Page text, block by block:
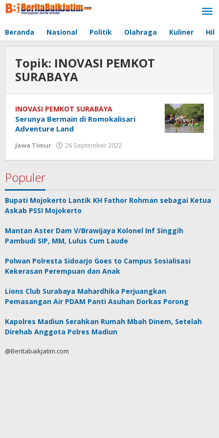
Lewati
ke
Beranda Nasional Politik Olahraga Kuliner
Topik: INOVASI PEMKOT
SURABAYA
INOVASI PEMKOT SURABAYA
Serunya Bermain di Romokalisari
Adventure Land
Jawa Timur 26 September 2022
Populer
Bupati Mojokerto Lantik KH Fathor Rohman sebagai Ketua
Askab PSSI Mojokerto
Mantan Aster Dam V/Brawijaya Kolonel Inf Singgih
Pambudi SIP, MM, Lulus Cum Laude
Polwan Polresta Sidoarjo Goes to Campus Sosialisasi
Kekerasan Perempuan dan Anak
Lions Club Surabaya Mahardhika Perjuangkan
Pemasangan Air PDAM Panti Asuhan Dorkas Porong
Kapolres Madiun Serahkan Rumah Mbah Dinem, Setelah
Direhab Anggota Polres Madiun
@Beritabaikjatim.com